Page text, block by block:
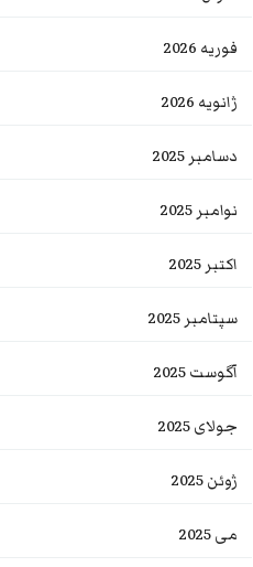
فوریه 2026
ژانویه 2026
دسامبر 2025
نوامبر 2025
اکتبر 2025
سپتامبر 2025
آگوست 2025
جولای 2025
ژوئن 2025
می 2025